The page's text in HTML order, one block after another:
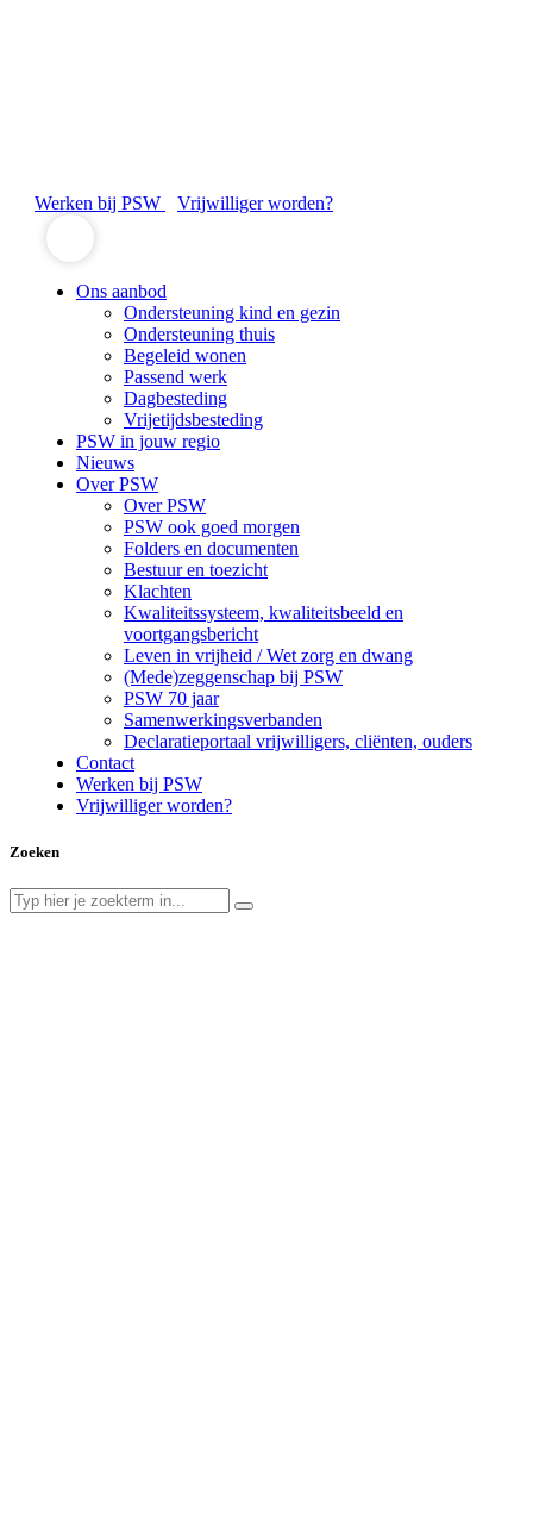
Werken bij PSW Vrijwilliger worden?
Ons aanbod
Ondersteuning kind en gezin
Ondersteuning thuis
Begeleid wonen
Passend werk
Dagbesteding
Vrijetijdsbesteding
PSW in jouw regio
Nieuws
Over PSW
Over PSW
PSW ook goed morgen
Folders en documenten
Bestuur en toezicht
Klachten
Kwaliteitssysteem, kwaliteitsbeeld en
voortgangsbericht
Leven in vrijheid / Wet zorg en dwang
(Mede)zeggenschap bij PSW
PSW 70 jaar
Samenwerkingsverbanden
Declaratieportaal vrijwilligers, cliënten, ouders
Contact
Werken bij PSW
Vrijwilliger worden?
Zoeken